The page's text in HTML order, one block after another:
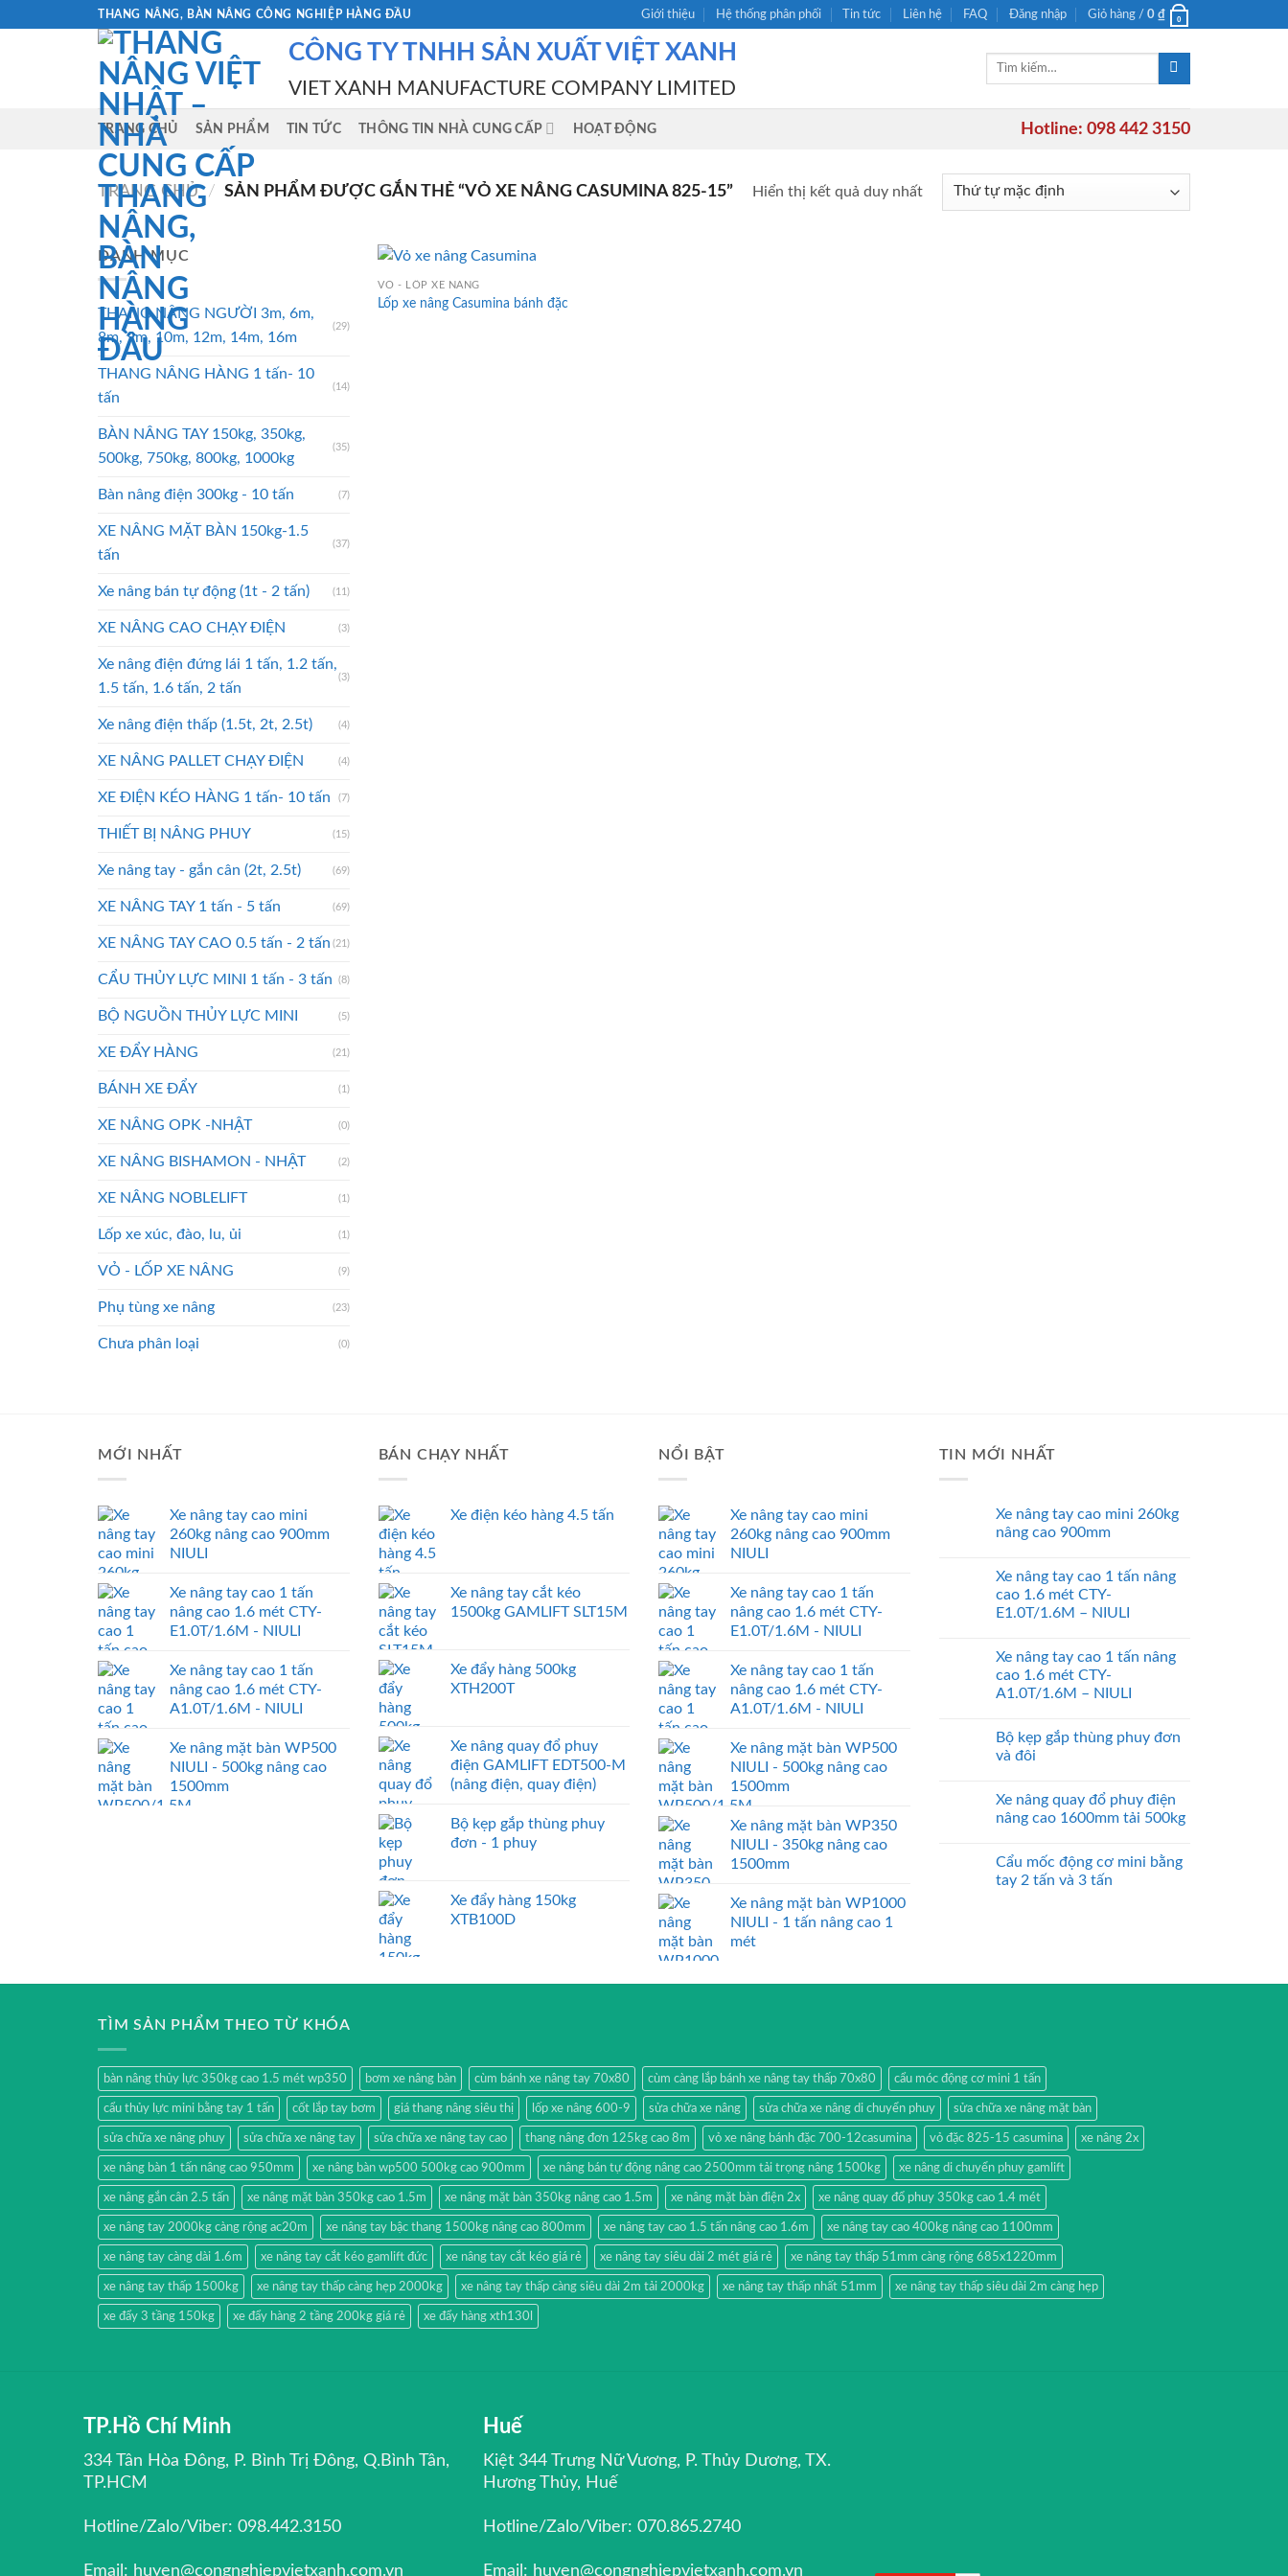
THANG NÂNG, BÀN NÂNG CÔNG NGHIỆP HÀNG ĐẦU Giới thiệu Hệ thống phân phối Tin tức Liên hệ FAQ Đăng nhập Giỏ hàng / 0 ₫ 0
CÔNG TY TNHH SẢN XUẤT VIỆT XANH
VIET XANH MANUFACTURE COMPANY LIMITED
Tìm
TRANG CHỦ SẢN PHẨM TIN TỨC THÔNG TIN NHÀ CUNG CẤP HOẠT ĐỘNG Hotline: 098 442 3150
TRANG CHỦ / SẢN PHẨM ĐƯỢC GẮN THẺ “VỎ XE NÂNG CASUMINA 825-15” Hiển thị kết quả duy nhất
DANH MỤC
THANG NÂNG NGƯỜI 3m, 6m,
8m, 9m, 10m, 12m, 14m, 16m
(29)
THANG NÂNG HÀNG 1 tấn- 10
tấn
(14)
BÀN NÂNG TAY 150kg, 350kg,
500kg, 750kg, 800kg, 1000kg
(35)
Bàn nâng điện 300kg - 10 tấn (7)
XE NÂNG MẶT BÀN 150kg-1.5
tấn
(37)
Xe nâng bán tự động (1t - 2 tấn) (11)
XE NÂNG CAO CHẠY ĐIỆN (3)
Xe nâng điện đứng lái 1 tấn, 1.2 tấn,
1.5 tấn, 1.6 tấn, 2 tấn
(3)
Xe nâng điện thấp (1.5t, 2t, 2.5t) (4)
XE NÂNG PALLET CHẠY ĐIỆN (4)
XE ĐIỆN KÉO HÀNG 1 tấn- 10 tấn (7)
THIẾT BỊ NÂNG PHUY (15)
Xe nâng tay - gắn cân (2t, 2.5t) (69)
XE NÂNG TAY 1 tấn - 5 tấn (69)
XE NÂNG TAY CAO 0.5 tấn - 2 tấn (21)
CẨU THỦY LỰC MINI 1 tấn - 3 tấn (8)
BỘ NGUỒN THỦY LỰC MINI (5)
XE ĐẨY HÀNG (21)
BÁNH XE ĐẨY (1)
XE NÂNG OPK -NHẬT (0)
XE NÂNG BISHAMON - NHẬT (2)
XE NÂNG NOBLELIFT (1)
Lốp xe xúc, đào, lu, ủi (1)
VỎ - LỐP XE NÂNG (9)
Phụ tùng xe nâng (23)
Chưa phân loại (0)
VỎ - LỐP XE NÂNG
Lốp xe nâng Casumina bánh đặc
MỚI NHẤT
Xe nâng tay cao mini
260kg nâng cao 900mm
NIULI
Xe nâng tay cao 1 tấn
nâng cao 1.6 mét CTY-
E1.0T/1.6M - NIULI
Xe nâng tay cao 1 tấn
nâng cao 1.6 mét CTY-
A1.0T/1.6M - NIULI
Xe nâng mặt bàn WP500
NIULI - 500kg nâng cao
1500mm
BÁN CHẠY NHẤT
Xe điện kéo hàng 4.5 tấn
Xe nâng tay cắt kéo
1500kg GAMLIFT SLT15M
Xe đẩy hàng 500kg
XTH200T
Xe nâng quay đổ phuy
điện GAMLIFT EDT500-M
(nâng điện, quay điện)
Bộ kẹp gắp thùng phuy
đơn - 1 phuy
Xe đẩy hàng 150kg
XTB100D
NỔI BẬT
Xe nâng tay cao mini
260kg nâng cao 900mm
NIULI
Xe nâng tay cao 1 tấn
nâng cao 1.6 mét CTY-
E1.0T/1.6M - NIULI
Xe nâng tay cao 1 tấn
nâng cao 1.6 mét CTY-
A1.0T/1.6M - NIULI
Xe nâng mặt bàn WP500
NIULI - 500kg nâng cao
1500mm
Xe nâng mặt bàn WP350
NIULI - 350kg nâng cao
1500mm
Xe nâng mặt bàn WP1000
NIULI - 1 tấn nâng cao 1
mét
TIN MỚI NHẤT
Xe nâng tay cao mini 260kg
nâng cao 900mm
Xe nâng tay cao 1 tấn nâng
cao 1.6 mét CTY-
E1.0T/1.6M – NIULI
Xe nâng tay cao 1 tấn nâng
cao 1.6 mét CTY-
A1.0T/1.6M – NIULI
Bộ kẹp gắp thùng phuy đơn
và đôi
Xe nâng quay đổ phuy điện
nâng cao 1600mm tải 500kg
Cẩu mốc động cơ mini bằng
tay 2 tấn và 3 tấn
TÌM SẢN PHẨM THEO TỪ KHÓA
bàn nâng thủy lực 350kg cao 1.5 mét wp350 bơm xe nâng bàn cùm bánh xe nâng tay 70x80 cùm càng lắp bánh xe nâng tay thấp 70x80 cẩu móc động cơ mini 1 tấn
cẩu thủy lực mini bằng tay 1 tấn cốt lắp tay bơm giá thang nâng siêu thị lốp xe nâng 600-9 sửa chữa xe nâng sửa chữa xe nâng di chuyển phuy sửa chữa xe nâng mặt bàn
sửa chữa xe nâng phuy sửa chữa xe nâng tay sửa chữa xe nâng tay cao thang nâng đơn 125kg cao 8m vỏ xe nâng bánh đặc 700-12casumina vỏ đặc 825-15 casumina xe nâng 2x
xe nâng bàn 1 tấn nâng cao 950mm xe nâng bàn wp500 500kg cao 900mm xe nâng bán tự động nâng cao 2500mm tải trọng nâng 1500kg xe nâng di chuyển phuy gamlift
xe nâng gắn cân 2.5 tấn xe nâng mặt bàn 350kg cao 1.5m xe nâng mặt bàn 350kg nâng cao 1.5m xe nâng mặt bàn điện 2x xe nâng quay đổ phuy 350kg cao 1.4 mét
xe nâng tay 2000kg càng rộng ac20m xe nâng tay bậc thang 1500kg nâng cao 800mm xe nâng tay cao 1.5 tấn nâng cao 1.6m xe nâng tay cao 400kg nâng cao 1100mm
xe nâng tay càng dài 1.6m xe nâng tay cắt kéo gamlift đức xe nâng tay cắt kéo giá rẻ xe nâng tay siêu dài 2 mét giá rẻ xe nâng tay thấp 51mm càng rộng 685x1220mm
xe nâng tay thấp 1500kg xe nâng tay thấp càng hẹp 2000kg xe nâng tay thấp càng siêu dài 2m tải 2000kg xe nâng tay thấp nhất 51mm xe nâng tay thấp siêu dài 2m càng hẹp
xe đẩy 3 tầng 150kg xe đẩy hàng 2 tầng 200kg giá rẻ xe đẩy hàng xth130l
TP.Hồ Chí Minh
334 Tân Hòa Đông, P. Bình Trị Đông, Q.Bình Tân,
TP.HCM
Hotline/Zalo/Viber: 098.442.3150
Email: huyen@congnghiepvietxanh.com.vn
Huế
Kiệt 344 Trưng Nữ Vương, P. Thủy Dương, TX.
Hương Thủy, Huế
Hotline/Zalo/Viber: 070.865.2740
Email: huyen@congnghiepvietxanh.com.vn